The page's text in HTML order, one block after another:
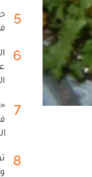
5
6
7
8